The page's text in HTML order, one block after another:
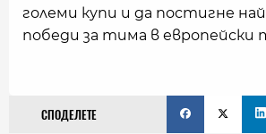
големи купи и да постигне
победи за тима в европейски
СПОДЕЛЕТЕ